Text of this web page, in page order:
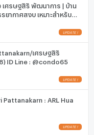
ศษ และ วงเงินกู้สูงสุด
บ้าน ปรึกษาฟรี! ทีมงาน
เศรษฐสิริ พัฒนาการ | บ้าน
ยากาศสงบ เหมาะสำหรับ
เศรษฐสิริ
ID Line : @condo65
: ARL Hua